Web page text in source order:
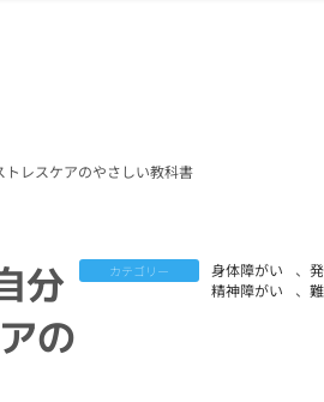
トレスケアのやさしい教科書
分
の
カテゴリー 身体障がい 、
精神障がい
、